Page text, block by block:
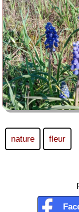
nature fleur